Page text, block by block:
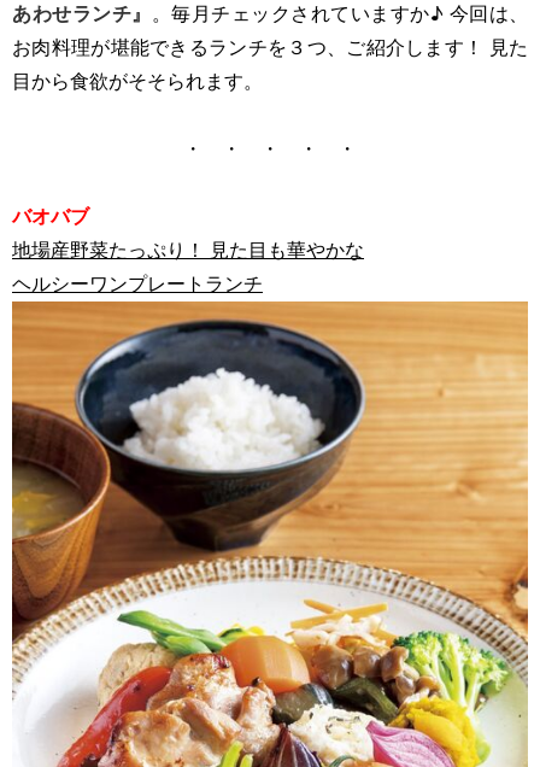
あわせランチ』
。毎月チェックされていますか♪ 今回は、
お肉料理が堪能できるランチを３つ、ご紹介します！ 見た
目から食欲がそそられます。
・ ・ ・ ・ ・
バオバブ
地場産野菜たっぷり！ 見た目も華やかな
ヘルシーワンプレートランチ